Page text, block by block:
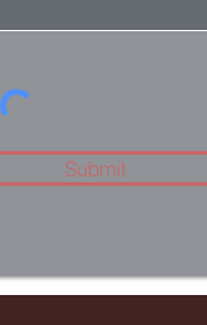
Submit